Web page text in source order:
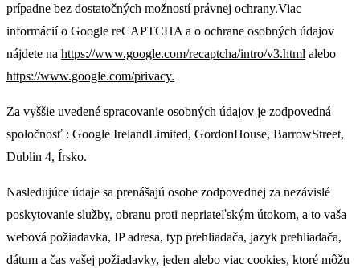
prípadne bez dostatočných možností právnej ochrany.Viac
informácií o Google reCAPTCHA a o ochrane osobných údajov
nájdete na https://www.google.com/recaptcha/intro/v3.html alebo
https://www.google.com/privacy.
Za vyššie uvedené spracovanie osobných údajov je zodpovedná
spoločnosť : Google IrelandLimited, GordonHouse, BarrowStreet,
Dublin 4, Írsko.
Nasledujúce údaje sa prenášajú osobe zodpovednej za nezávislé
poskytovanie služby, obranu proti nepriateľským útokom, a to vaša
webová požiadavka, IP adresa, typ prehliadača, jazyk prehliadača,
dátum a čas vašej požiadavky, jeden alebo viac cookies, ktoré môžu